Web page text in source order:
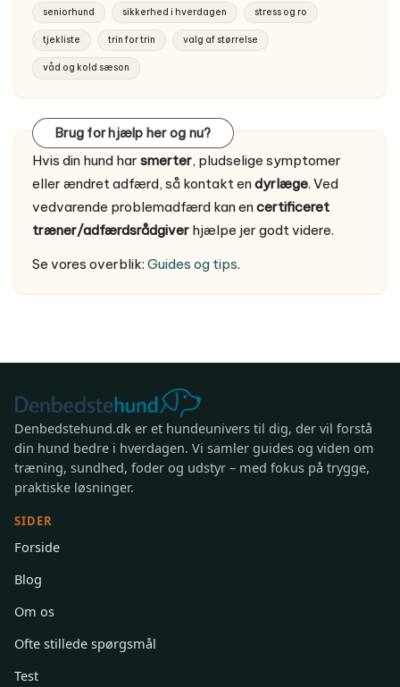
seniorhund sikkerhed i hverdagen stress og ro
tjekliste trin for trin valg af størrelse
våd og kold sæson
Brug for hjælp her og nu?
Hvis din hund har smerter, pludselige symptomer
eller ændret adfærd, så kontakt endyrlæge. Ved
vedvarende problemadfærd kan encertificeret
træner/adfærdsrådgiver hjælpe jer godt videre.
Se vores overblik: Guides og tips.
Denbedstehund.dk er et hundeunivers til dig, der vil forstå
din hund bedre i hverdagen. Vi samler guides og viden om
træning, sundhed, foder og udstyr – med fokus på trygge,
praktiske løsninger.
SIDER
Forside
Blog
Om os
Ofte stillede spørgsmål
Test